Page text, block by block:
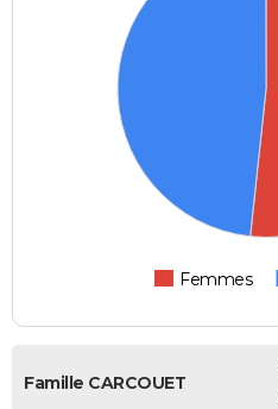
Femmes
Famille CARCOUET